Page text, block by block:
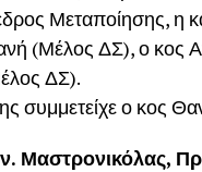
Μεταποίησης, η
(Μέλος ΔΣ), ο κος
ΔΣ).
συμμετείχε ο κος
Μαστρονικόλας,